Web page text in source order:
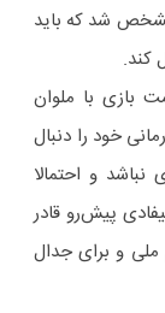
شد که باید
کند.
بازی با ملوان
خود را دنبال
و احتمالا
پیش‌رو قادر
ملی و برای جدال